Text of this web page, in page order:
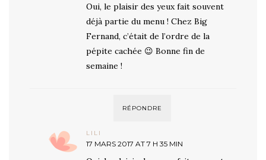
Oui, le plaisir des yeux fait souvent
déjà partie du menu ! Chez Big
Fernand, c’était de l’ordre de la
pépite cachée 😉 Bonne fin de
semaine !
RÉPONDRE
LILI
17 MARS 2017 AT 7 H 35 MIN